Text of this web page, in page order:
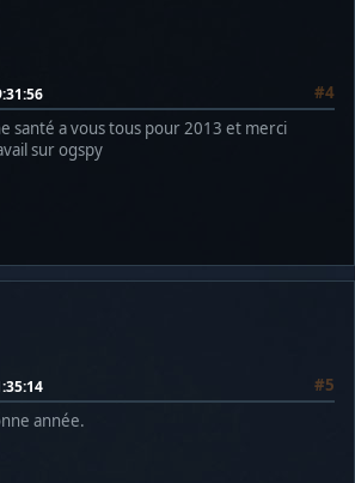
#4
santé a vous tous pour 2013 et merci
sur ogspy
#5
année.